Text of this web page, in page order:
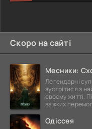
Скоро на сайті
Месники:
Легендарні
зустрітися з
своєму житті.
важких
Одіссея